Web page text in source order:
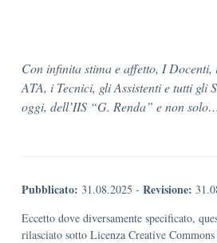
Con infinita stima e affetto, I Docenti,
ATA, i Tecnici, gli Assistenti e tutti gli
oggi, dell’IIS “G. Renda” e non solo…
Pubblicato: 31.08.2025 - Revisione:
Eccetto dove diversamente specificato,
rilasciato sotto Licenza Creative